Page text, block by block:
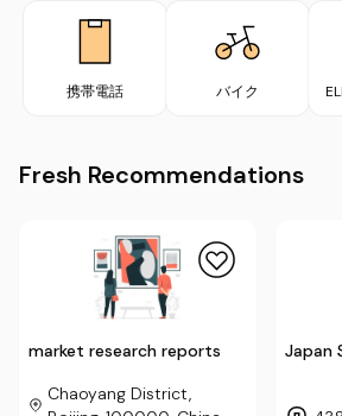
携帯電話 バイク
Fresh Recommendations
market research reports
Chaoyang District,
Japan